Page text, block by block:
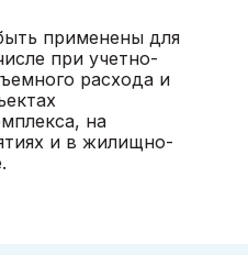
применены для
при учетно-
расхода и
на
и в жилищно-